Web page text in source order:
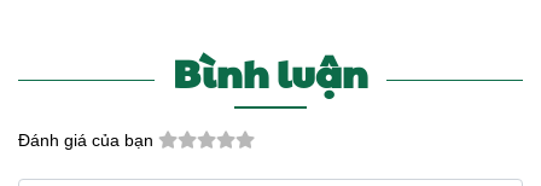
Bình luận
Đánh giá của bạn